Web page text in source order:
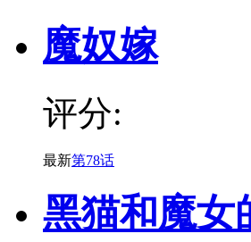
魔奴嫁
评分:
最新第78话
黑猫和魔女